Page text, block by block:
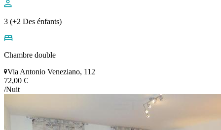
3 (+2 Des énfants)
Chambre double
Via Antonio Veneziano, 112
72,00 €
/Nuit